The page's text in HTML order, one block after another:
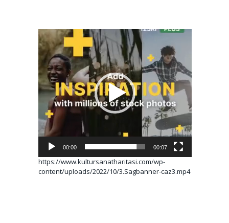
Video
oynatıcı
00:00 00:07
https://www.kultursanatharitasi.com/wp-
content/uploads/2022/10/3.Sagbanner-caz3.mp4